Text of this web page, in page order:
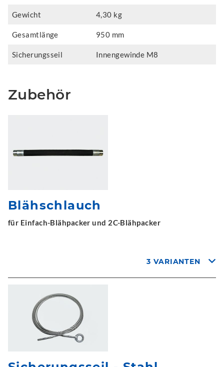
Gewicht 4,30 kg
Gesamtlänge 950 mm
Sicherungsseil Innengewinde M8
Zubehör
Blähschlauch
für Einfach-Blähpacker und 2C-Blähpacker
3 VARIANTEN